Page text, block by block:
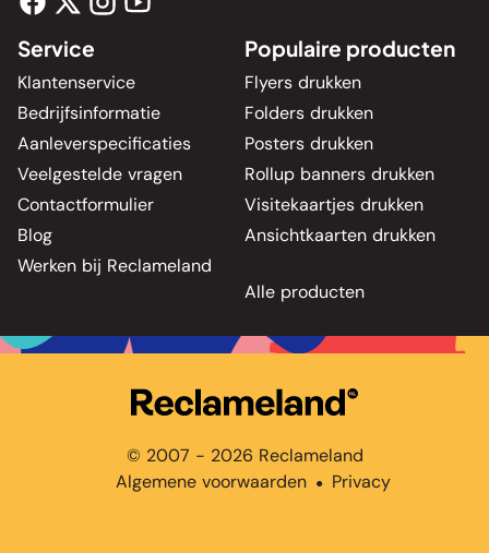
Service
Klantenservice
Bedrijfsinformatie
Aanleverspecificaties
Veelgestelde vragen
Contactformulier
Blog
Werken bij Reclameland
Populaire producten
Flyers drukken
Folders drukken
Posters drukken
Rollup banners drukken
Visitekaartjes drukken
Ansichtkaarten drukken
Alle producten
© 2007 - 2026 Reclameland
Algemene voorwaarden ● Privacy